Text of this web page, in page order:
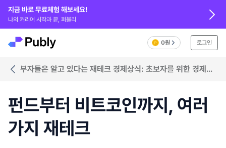
지금 바로 무료체험 해보세요!
나의 커리어 시작과 끝, 퍼블리
0원 로그인
부자들은 알고 있다는 재테크 경제상식: 초보자를 위한 경제
펀드부터 비트코인까지, 여러
가지 재테크